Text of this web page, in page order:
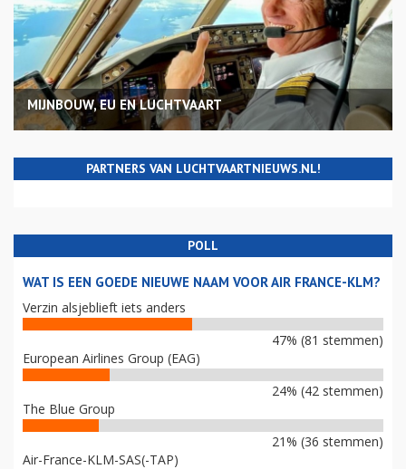
MIJNBOUW, EU EN LUCHTVAART
PARTNERS VAN LUCHTVAARTNIEUWS.NL!
POLL
WAT IS EEN GOEDE NIEUWE NAAM VOOR AIR FRANCE-KLM?
Verzin alsjeblieft iets anders
47% (81 stemmen)
European Airlines Group (EAG)
24% (42 stemmen)
The Blue Group
21% (36 stemmen)
Air-France-KLM-SAS(-TAP)